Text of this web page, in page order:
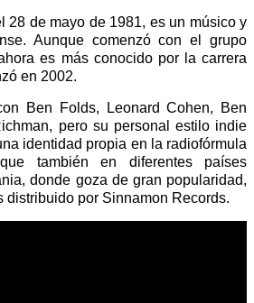
28 de mayo de 1981, es un músico y
Aunque comenzó con el grupo
es más conocido por la carrera
en 2002.
Ben Folds, Leonard Cohen, Ben
pero su personal estilo indie
identidad propia en la radiofórmula
también en diferentes países
donde goza de gran popularidad,
distribuido por Sinnamon Records.